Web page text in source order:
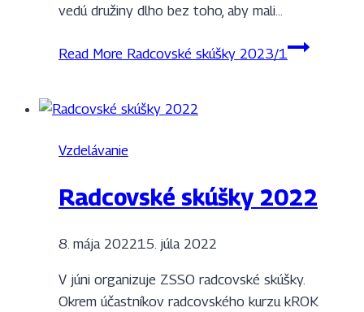
vedú družiny dlho bez toho, aby mali…
Read More Radcovské skúšky 2023/1
Vzdelávanie
Radcovské skúšky 2022
8. mája 202215. júla 2022
V júni organizuje ZSSO radcovské skúšky.
Okrem účastníkov radcovského kurzu kROK